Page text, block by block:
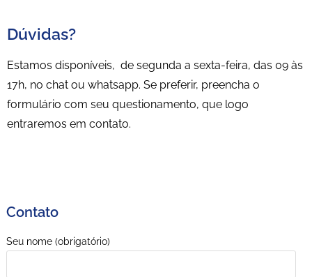
Dúvidas?
Estamos disponíveis, de segunda a sexta-feira, das 09 às
17h, no chat ou whatsapp. Se preferir, preencha o
formulário com seu questionamento, que logo
entraremos em contato.
Contato
Seu nome (obrigatório)